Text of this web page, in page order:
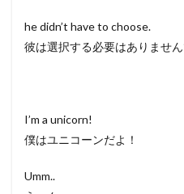
he didn’t have to choose.
彼は選択する必要はありません
I’m a unicorn!
僕はユニコーンだよ！
Umm..